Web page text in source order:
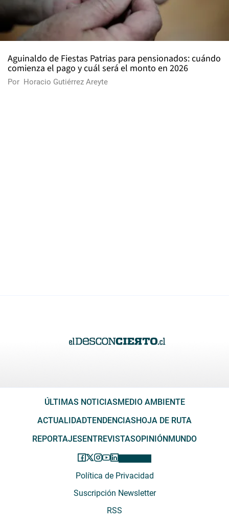
Aguinaldo de Fiestas Patrias para pensionados: cuándo
comienza el pago y cuál será el monto en 2026
Por Horacio Gutiérrez Areyte
ÚLTIMAS NOTICIAS MEDIO AMBIENTE
ACTUALIDADTENDENCIAS HOJA DE RUTA
REPORTAJES ENTREVISTASOPINIÓN MUNDO
Política de Privacidad
Suscripción Newsletter
RSS